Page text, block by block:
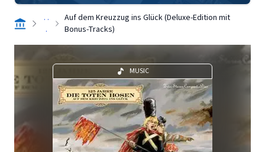
. .
.
Auf dem Kreuzzug ins Glück (Deluxe-Edition mit
Bonus-Tracks)
MUSIC